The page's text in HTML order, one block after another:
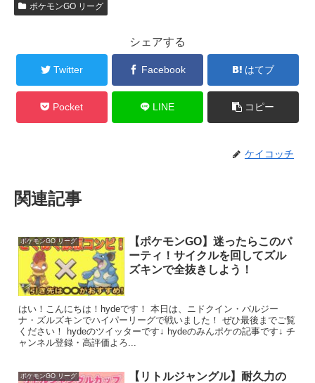
ポケモンGO リーグ
シェアする
Twitter Facebook はてブ
Pocket LINE コピー
ケイコッチ
関連記事
ポケモンGO リーグ
【ポケモンGO】迷ったらこのパ
ーティ！サイクルを回してズル
ズキンで全抜きしよう！
はい！こんにちは！hydeです！ 本日は、ニドクイン・バルジー
ナ・ズルズキンでハイパーリーグで戦いました！ ぜひ最後までご覧
ください！ hydeのツイッターです↓ hydeのみんポケの記事です↓ チ
ャンネル登録・高評価よろ...
ポケモンGO リーグ
【リトルジャングル】耐久力の